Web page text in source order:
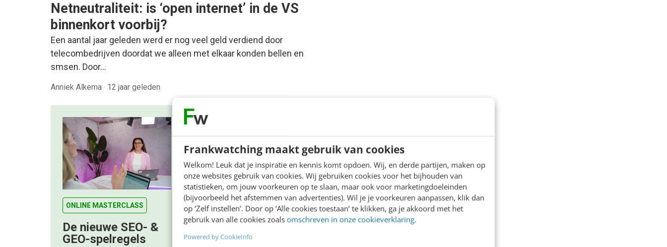
Frankwatching maakt gebruik van cookies
Welkom! Leuk dat je inspiratie en kennis komt opdoen. Wij, en derde partijen, maken op
onze websites gebruik van cookies. Wij gebruiken cookies voor het bijhouden van
statistieken, om jouw voorkeuren op te slaan, maar ook voor marketingdoeleinden
(bijvoorbeeld het afstemmen van advertenties). Wil je je voorkeuren aanpassen, klik dan
op ‘Zelf instellen’. Door op ‘Alle cookies toestaan’ te klikken, ga je akkoord met het
gebruik van alle cookies zoals omschreven in onze cookieverklaring.
Powered by CookieInfo
Netneutraliteit: is ‘open internet’ in de VS
binnenkort voorbij?
Een aantal jaar geleden werd er nog veel geld verdiend door
telecombedrijven doordat we alleen met elkaar konden bellen en
smsen. Door…
Anniek Alkema · 12 jaar geleden
ONLINE MASTERCLASS
De nieuwe SEO- &
GEO-spelregels